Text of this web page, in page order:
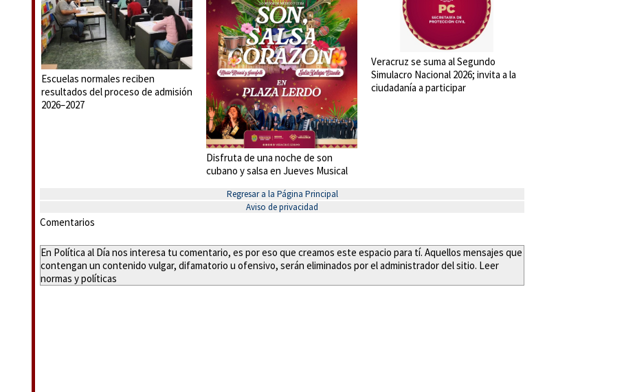
Escuelas normales reciben
resultados del proceso de admisión
2026–2027
Disfruta de una noche de son
cubano y salsa en Jueves Musical
Veracruz se suma al Segundo
Simulacro Nacional 2026; invita a la
ciudadanía a participar
Regresar a la Página Principal
Aviso de privacidad
Comentarios
En Política al Día nos interesa tu comentario, es por eso que creamos este espacio para tí. Aquellos mensajes que
contengan un contenido vulgar, difamatorio u ofensivo, serán eliminados por el administrador del sitio. Leer
normas y políticas